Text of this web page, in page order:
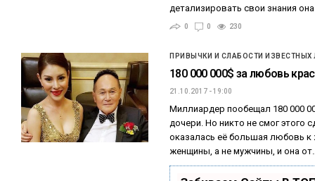
детализировать свои знания
0 0 230
ПРИВЫЧКИ И СЛАБОСТИ
180 000 000$ за любовь
21.10.2017 - 19:00
Миллиардер пообещал 180 000
дочери. Но никто не смог этого
оказалась её большая любовь к
женщины, а не мужчины, и она